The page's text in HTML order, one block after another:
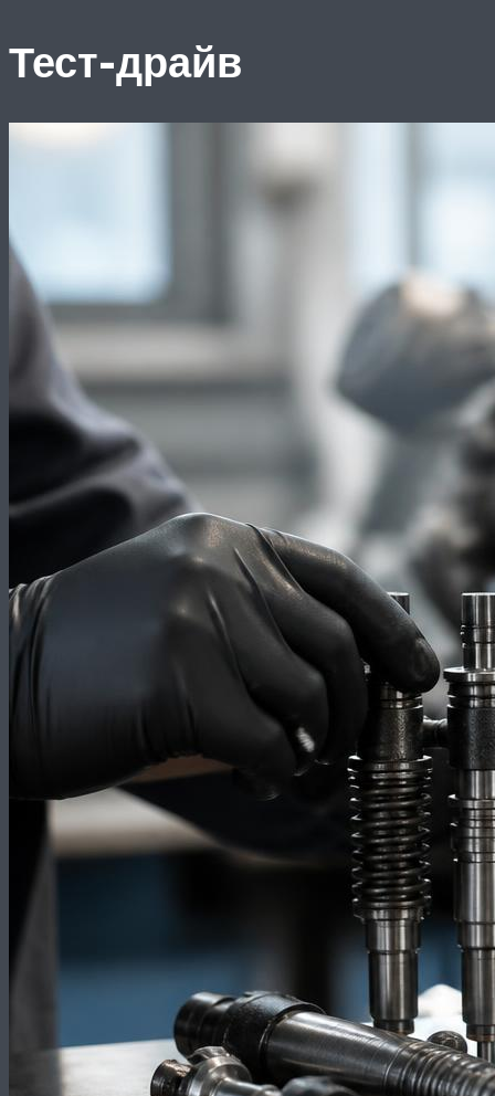
Тест-драйв